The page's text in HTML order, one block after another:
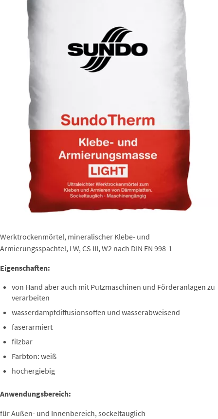
Werktrockenmörtel, mineralischer Klebe- und
Armierungsspachtel, LW, CS III, W2 nach DIN EN 998-1
Eigenschaften:
von Hand aber auch mit Putzmaschinen und Förderanlagen zu
verarbeiten
wasserdampfdiffusionsoffen und wasserabweisend
faserarmiert
filzbar
Farbton: weiß
hochergiebig
Anwendungsbereich:
für Außen- und Innenbereich, sockeltauglich